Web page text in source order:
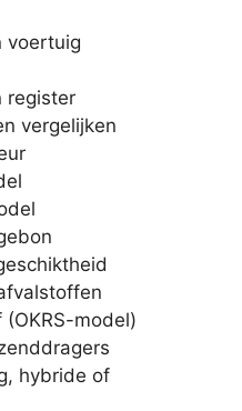
voertuig
register
vergelijken
model)
hybride of